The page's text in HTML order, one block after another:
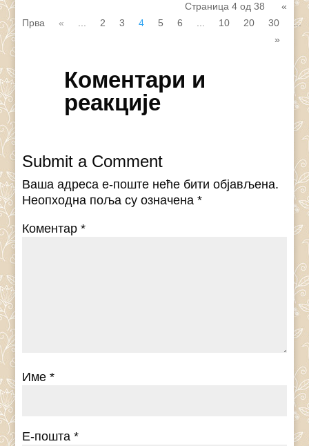
Страница 4 од 38
«
Прва
« 2 3 4 5 6 10 20 30
...
»
Коментари и
реакције
Submit a Comment
Ваша адреса е-поште неће бити објављена.
Неопходна поља су означена*
Коментар*
Име*
Е-пошта*